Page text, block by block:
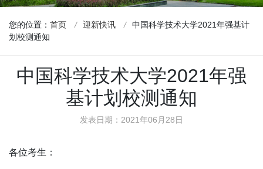
您的位置： 首页 / 迎新快讯 /
中国科学技术大学2021年强基计
划校测通知
中国科学技术大学2021年强
基计划校测通知
发表日期：2021年06月28日
各位考生：